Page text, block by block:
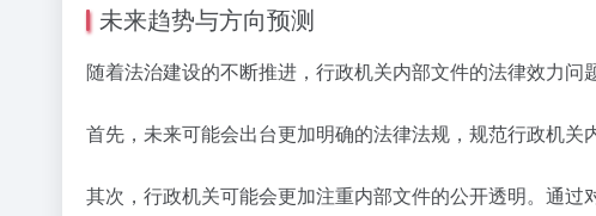
未来趋势与方向预测
随着法治建设的不断推进，行政机关内部文件的法律效力问
首先，未来可能会出台更加明确的法律法规，规范行政机
其次，行政机关可能会更加注重内部文件的公开透明。通过